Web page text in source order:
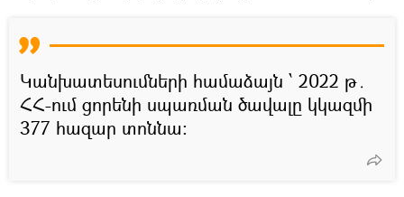
Կանխատեսումների համաձայն ՝ 2022 թ․
ՀՀ-ում ցորենի սպառման ծավալը կկազմի
377 հազար տոննա։